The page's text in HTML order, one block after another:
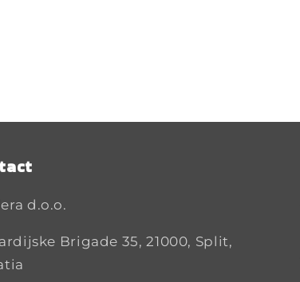
d.o.o.
Brigade 35, 21000, Split,